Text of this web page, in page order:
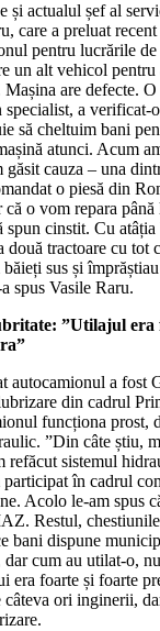
și actualul șef al
care a preluat
pentru lucrările
un alt vehicol
are defecte.
a verificat-
să cheltuim bani
atunci. Acum
găsit cauza – una
o piesă din
o vom repara
spun cinstit. Cu
două tractoare cu tot
sus și
spus Vasile Raru.
”Utilajul
autocamionul a fost
din cadrul
funcționa prost,
”Din câte știu,
refăcut sistemul
în cadrul
Acolo le-am spus
Restul,
bani dispune
dar cum au utilat-o,
era foarte și foarte
ori inginerii,